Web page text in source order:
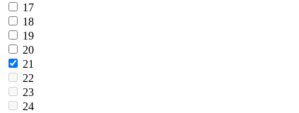
17
18
19
20
21
22
23
24